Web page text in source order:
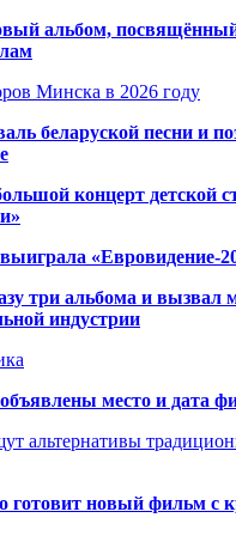
альбом,
Минска в 2026 году
беларуской песни и
концерт детской
«Евровидение-
три альбома и вызвал
индустрии
место и дата
альтернативы
готовит новый фильм с